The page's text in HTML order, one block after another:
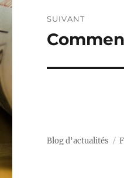
SUIVANT
Publication
Blog d'actualités